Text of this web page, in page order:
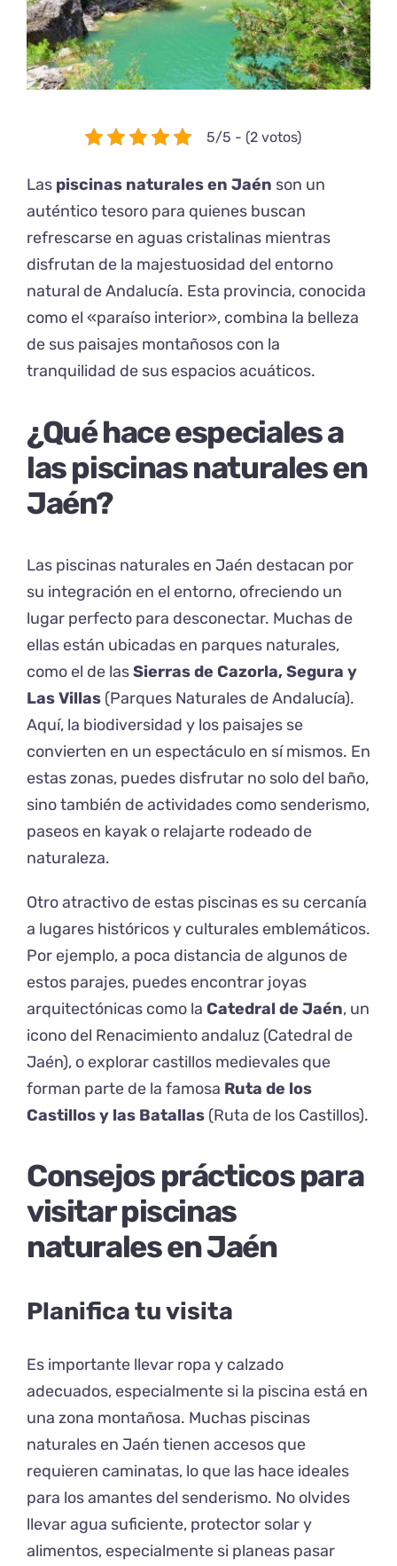
5/5 - (2 votos)
Las piscinas naturales en Jaén son un
auténtico tesoro para quienes buscan
refrescarse en aguas cristalinas mientras
disfrutan de la majestuosidad del entorno
natural de Andalucía. Esta provincia, conocida
como el «paraíso interior», combina la belleza
de sus paisajes montañosos con la
tranquilidad de sus espacios acuáticos.
¿Qué hace especiales a
las piscinas naturales en
Jaén?
Las piscinas naturales en Jaén destacan por
su integración en el entorno, ofreciendo un
lugar perfecto para desconectar. Muchas de
ellas están ubicadas en parques naturales,
como el de lasSierras de Cazorla, Segura y
Las Villas(Parques Naturales de Andalucía).
Aquí, la biodiversidad y los paisajes se
convierten en un espectáculo en sí mismos. En
estas zonas, puedes disfrutar no solo del baño,
sino también de actividades como senderismo,
paseos en kayak o relajarte rodeado de
naturaleza.
Otro atractivo de estas piscinas es su cercanía
a lugares históricos y culturales emblemáticos.
Por ejemplo, a poca distancia de algunos de
estos parajes, puedes encontrar joyas
arquitectónicas como la Catedral de Jaén, un
icono del Renacimiento andaluz (Catedral de
Jaén), o explorar castillos medievales que
forman parte de la famosa Ruta de los
Castillos y las Batallas(Ruta de los Castillos).
Consejos prácticos para
visitar piscinas
naturales en Jaén
Planifica tu visita
Es importante llevar ropa y calzado
adecuados, especialmente si la piscina está en
una zona montañosa. Muchas piscinas
naturales en Jaén tienen accesos que
requieren caminatas, lo que las hace ideales
para los amantes del senderismo. No olvides
llevar agua suficiente, protector solar y
alimentos, especialmente si planeas pasar